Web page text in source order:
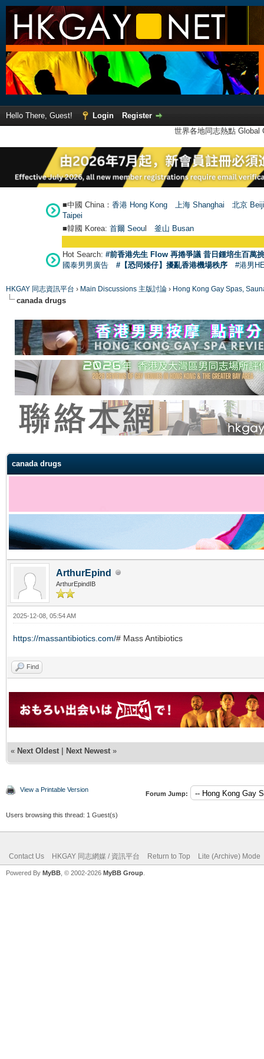
Hello There, Guest! Login
Register
世界各地同志熱點
■中國 China： 香港 Hong Kong 上海 Shanghai
北京
Taipei
■韓國 Korea: 首爾 Seoul 釜山 Busan
Hot Search: #前香港先生 Flow 再捲爭議 昔日鍾培生百萬
國泰男男廣告
#【恐同矮仔】擾亂香港機場秩序 #港男
HKGAY 同志資訊平台 › Main Discussions 主版討論 › Hong Kong Gay Spas,
canada drugs
canada drugs
ArthurEpind
ArthurEpindIB
2025-12-08, 05:54 AM
https://massantibiotics.com/# Mass Antibiotics
Find
« Next Oldest | Next Newest »
View a Printable Version
Forum Jump:
Users browsing this thread: 1 Guest(s)
Contact Us HKGAY 同志網媒 / 資訊平台 Return to Top Lite (Archive) Mode
Powered By MyBB , © 2002-2026 MyBB Group